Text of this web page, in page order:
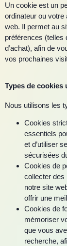
Un cookie est un
ordinateur ou
web. Il permet au
préférences (telles
d’achat), afin de
vos prochaines
Types de cookies
Nous utilisons les
Cookies
essentiels
et d’utiliser
sécurisées
Cookies de
collecter des
notre site
offrir une
Cookies de
mémoriser
que vous
recherche,